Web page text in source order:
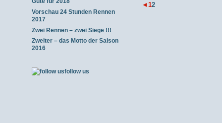
Vorschau 24 Stunden Rennen
2017
Zwei Rennen – zwei Siege !!!
Zweiter – das Motto der Saison
2016
follow us
◄12